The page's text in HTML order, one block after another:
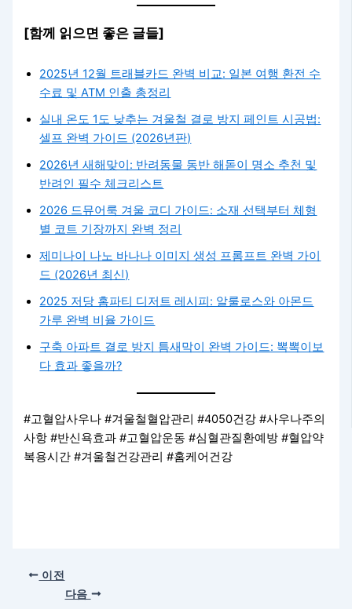
[함께 읽으면 좋은 글들]
2025년 12월 트래블카드 완벽 비교: 일본 여행 환전 수
수료 및 ATM 인출 총정리
실내 온도 1도 낮추는 겨울철 결로 방지 페인트 시공법:
셀프 완벽 가이드 (2026년판)
2026년 새해맞이: 반려동물 동반 해돋이 명소 추천 및
반려인 필수 체크리스트
2026 드뮤어룩 겨울 코디 가이드: 소재 선택부터 체형
별 코트 기장까지 완벽 정리
제미나이 나노 바나나 이미지 생성 프롬프트 완벽 가이
드 (2026년 최신)
2025 저당 홈파티 디저트 레시피: 알룰로스와 아몬드
가루 완벽 비율 가이드
구축 아파트 결로 방지 틈새막이 완벽 가이드: 뽁뽁이보
다 효과 좋을까?
#고혈압사우나 #겨울철혈압관리 #4050건강 #사우나주의
사항 #반신욕효과 #고혈압운동 #심혈관질환예방 #혈압약
복용시간 #겨울철건강관리 #홈케어건강
이전
다음